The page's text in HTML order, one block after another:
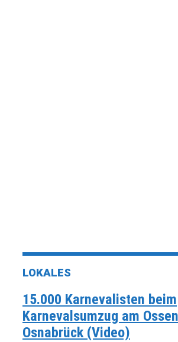
LOKALES
15.000 Karnevalisten beim
Karnevalsumzug am
Osnabrück (Video)